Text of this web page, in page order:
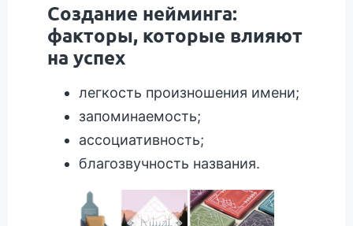
Создание нейминга:
факторы, которые влияют
на успех
легкость произношения имени;
запоминаемость;
ассоциативность;
благозвучность названия.